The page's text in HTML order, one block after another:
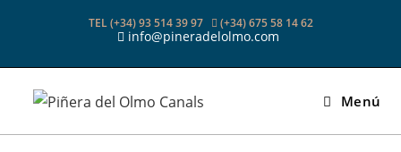
TEL (+34) 93 514 39 97 (+34) 675 58 14 62
info@pineradelolmo.com
Menú